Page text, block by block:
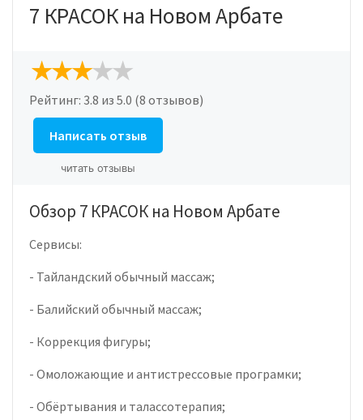
7 КРАСОК на Новом Арбате
Рейтинг: 3.8 из 5.0 (8 отзывов)
Написать отзыв
читать отзывы
Обзор 7 КРАСОК на Новом Арбате
Сервисы:
- Тайландский обычный массаж;
- Балийский обычный массаж;
- Коррекция фигуры;
- Омоложающие и антистрессовые програмки;
- Обёртывания и талассотерапия;